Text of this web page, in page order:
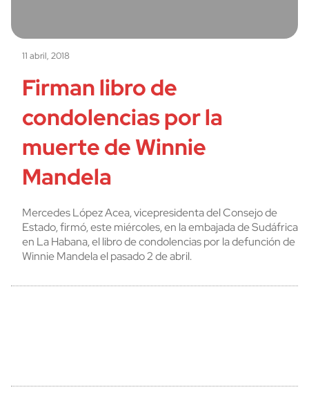
11 abril, 2018
Firman libro de
condolencias por la
muerte de Winnie
Mandela
Mercedes López Acea, vicepresidenta del Consejo de
Estado, firmó, este miércoles, en la embajada de Sudáfrica
en La Habana, el libro de condolencias por la defunción de
Winnie Mandela el pasado 2 de abril.